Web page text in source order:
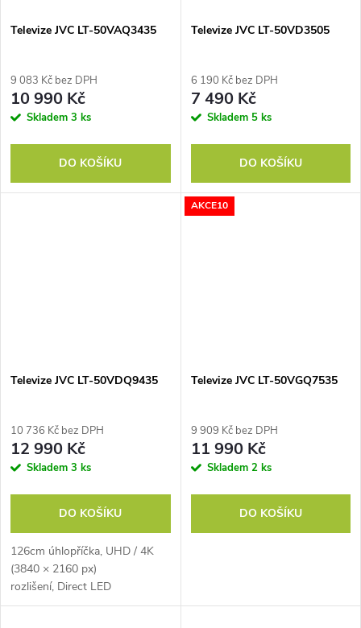
Televize JVC LT-50VAQ3435
9 083 Kč bez DPH
10 990 Kč
Skladem 3 ks
DO KOŠÍKU
Televize JVC LT-50VD3505
6 190 Kč bez DPH
7 490 Kč
Skladem 5 ks
DO KOŠÍKU
Televize JVC LT-50VDQ9435
10 736 Kč bez DPH
12 990 Kč
Skladem 3 ks
DO KOŠÍKU
126cm úhlopříčka, UHD / 4K
(3840 × 2160 px)
rozlišení, Direct LED
podsvícení, smart
AKCE10
Televize JVC LT-50VGQ7535
9 909 Kč bez DPH
11 990 Kč
Skladem 2 ks
DO KOŠÍKU